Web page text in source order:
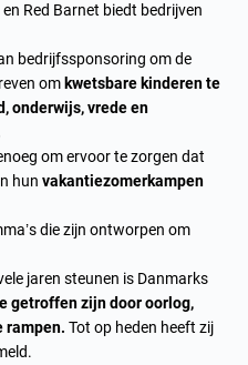
Red Barnet biedt bedrijven
bedrijfssponsoring om de
om kwetsbare kinderen te
onderwijs, vrede en
om ervoor te zorgen dat
hun vakantiezomerkampen
die zijn ontworpen om
jaren steunen is Danmarks
getroffen zijn door oorlog,
rampen. Tot op heden heeft zij